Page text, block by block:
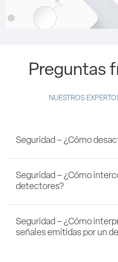
Preguntas
NUESTROS
Seguridad – ¿Cómo
Seguridad – ¿Cómo
detectores?
Seguridad – ¿Cómo
señales emitidas por un